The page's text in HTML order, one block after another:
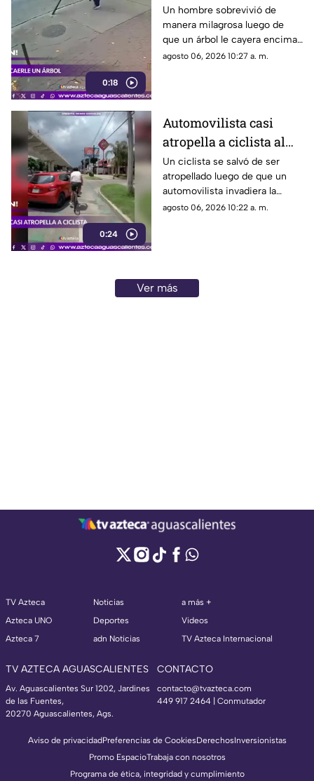
0:18
tormenta
Un hombre sobrevivió de
manera milagrosa luego de
que un árbol le cayera encima
durante una fuerte tormenta
agosto 06, 2026 10:27 a. m.
0:24
Automovilista casi
atropella a ciclista al
invadir el carril de la
ciclovía en Guadalajara
Un ciclista se salvó de ser
atropellado luego de que un
automovilista invadiera la
ciclovía al girar a la derecha sin
agosto 06, 2026 10:22 a. m.
Ver más
TV Azteca
Azteca UNO
Azteca 7
Noticias
Deportes
adn Noticias
a más +
Videos
TV Azteca Internacional
TV AZTECA AGUASCALIENTES
Av. Aguascalientes Sur 1202, Jardines
de las Fuentes,
20270 Aguascalientes, Ags.
CONTACTO
contacto@tvazteca.com
449 917 2464 | Conmutador
Aviso de privacidadPreferencias de CookiesDerechosInversionistas
Promo EspacioTrabaja con nosotros
Programa de ética, integridad y cumplimiento